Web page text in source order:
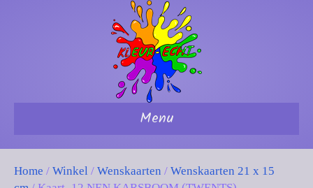
Menu
Home / Winkel / Wenskaarten / Wenskaarten 21 x 15